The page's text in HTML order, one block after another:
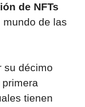
de NFTs
de las
su décimo
tienen